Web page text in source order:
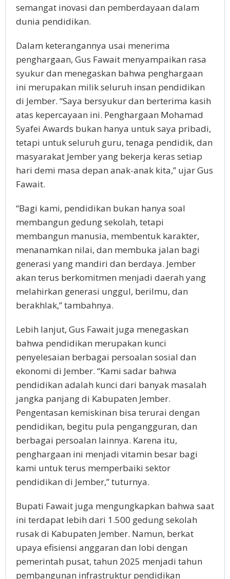
semangat inovasi dan pemberdayaan dalam
dunia pendidikan.
Dalam keterangannya usai menerima
penghargaan, Gus Fawait menyampaikan rasa
syukur dan menegaskan bahwa penghargaan
ini merupakan milik seluruh insan pendidikan
di Jember. “Saya bersyukur dan berterima kasih
atas kepercayaan ini. Penghargaan Mohamad
Syafei Awards bukan hanya untuk saya pribadi,
tetapi untuk seluruh guru, tenaga pendidik, dan
masyarakat Jember yang bekerja keras setiap
hari demi masa depan anak-anak kita,” ujar Gus
Fawait.
“Bagi kami, pendidikan bukan hanya soal
membangun gedung sekolah, tetapi
membangun manusia, membentuk karakter,
menanamkan nilai, dan membuka jalan bagi
generasi yang mandiri dan berdaya. Jember
akan terus berkomitmen menjadi daerah yang
melahirkan generasi unggul, berilmu, dan
berakhlak,” tambahnya.
Lebih lanjut, Gus Fawait juga menegaskan
bahwa pendidikan merupakan kunci
penyelesaian berbagai persoalan sosial dan
ekonomi di Jember. “Kami sadar bahwa
pendidikan adalah kunci dari banyak masalah
jangka panjang di Kabupaten Jember.
Pengentasan kemiskinan bisa terurai dengan
pendidikan, begitu pula pengangguran, dan
berbagai persoalan lainnya. Karena itu,
penghargaan ini menjadi vitamin besar bagi
kami untuk terus memperbaiki sektor
pendidikan di Jember,” tuturnya.
Bupati Fawait juga mengungkapkan bahwa saat
ini terdapat lebih dari 1.500 gedung sekolah
rusak di Kabupaten Jember. Namun, berkat
upaya efisiensi anggaran dan lobi dengan
pemerintah pusat, tahun 2025 menjadi tahun
pembangunan infrastruktur pendidikan